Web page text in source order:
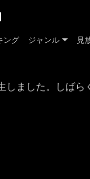
ング ジャンル 見
しました。しば